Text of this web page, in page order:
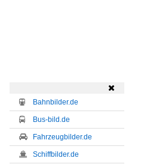

Bahnbilder.de
Bus-bild.de
Fahrzeugbilder.de
Schiffbilder.de